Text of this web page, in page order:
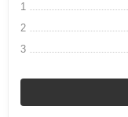
1
2
3